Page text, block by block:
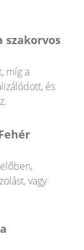
szakorvos
míg a
és
vagy